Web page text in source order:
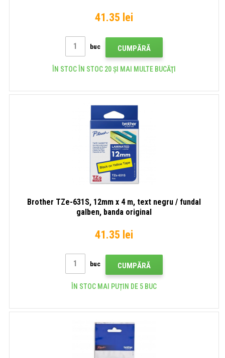
41.35 lei
buc CUMPĂRĂ
ÎN STOC ÎN STOC 20 ȘI MAI MULTE BUCĂŢI
Brother TZe-631S, 12mm x 4 m, text negru / fundal
galben, banda original
41.35 lei
buc CUMPĂRĂ
ÎN STOC MAI PUȚIN DE 5 BUC